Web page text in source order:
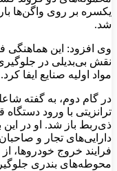
یکسره بر روی واگن‌ها
شد.
وی افزود: این هماهنگی
نقش بی‌بدیلی در
مواد اولیه صنایع ایفا کرد.
در گام دوم، به گفته
ترانزیتی با ورود
ذی‌ربط باز شد. او در
دارایی‌های تجار و
فرایند خروج خودروها،
محوطه‌های بندری